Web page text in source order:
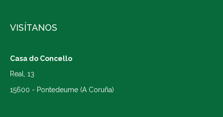
VISÍTANOS
Casa do Concello
Real, 13
15600 - Pontedeume (A Coruña)